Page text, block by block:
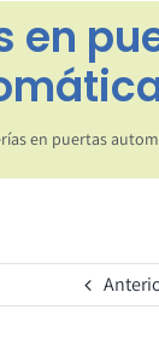
en
en puertas